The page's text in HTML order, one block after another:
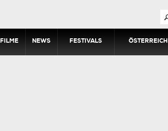
FILME NEWS FESTIVALS ÖSTERREICH